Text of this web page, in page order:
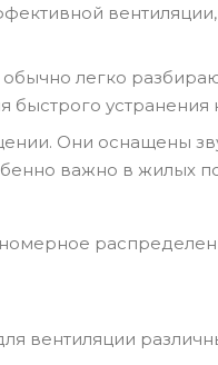
вентиляции,
легко
быстрого устранения
Они оснащены
важно в жилых
вентиляции